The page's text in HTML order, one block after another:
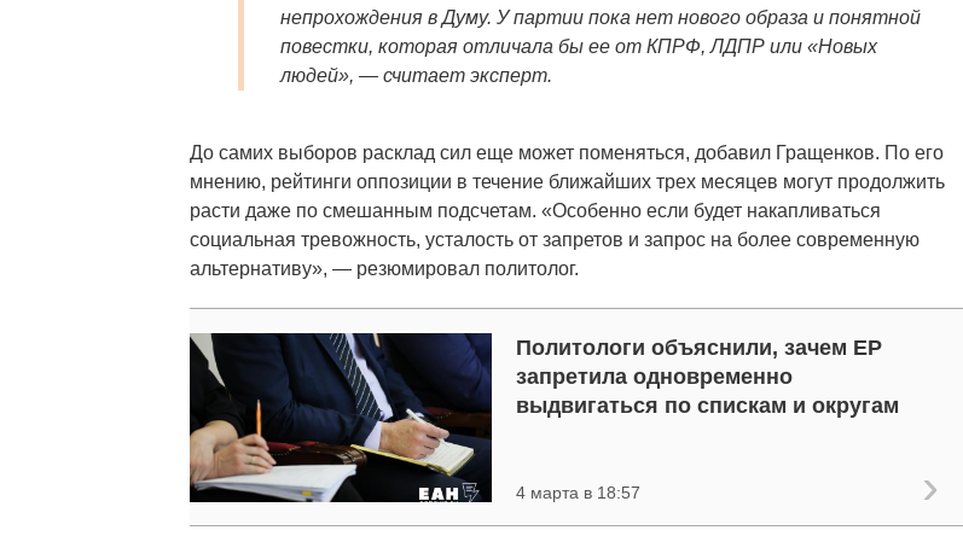
непрохождения в Думу. У партии пока нет нового образа и понятной
повестки, которая отличала бы ее от КПРФ, ЛДПР или «Новых
людей», — считает эксперт.
До самих выборов расклад сил еще может поменяться, добавил Гращенков. По его
мнению, рейтинги оппозиции в течение ближайших трех месяцев могут продолжить
расти даже по смешанным подсчетам. «Особенно если будет накапливаться
социальная тревожность, усталость от запретов и запрос на более современную
альтернативу», — резюмировал политолог.
Политологи объяснили, зачем ЕР
запретила одновременно
выдвигаться по спискам и округам
4 марта в 18:57